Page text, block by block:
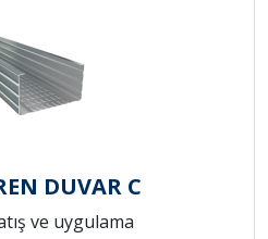
DUVAR C
ve uygulama